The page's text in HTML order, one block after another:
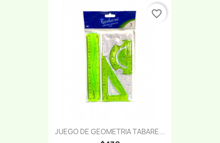
JUEGO DE GEOMETRIA TABARE...
favorite_border